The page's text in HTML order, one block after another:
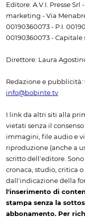
Editore: A.V.I. Presse
marketing - Via
00190360073 - P.I.
00190360073 - Capitale
Direttore: Laura
Redazione e pubblicità:
info@bobinte.tv
I link da altri siti alla
vietati senza il
immagini, file audio e
riproduzione (anche a
scritto dell'editore.
cronaca, studio, critica
dall'indicazione della
l'inserimento di
stampa senza la
abbonamento. Per